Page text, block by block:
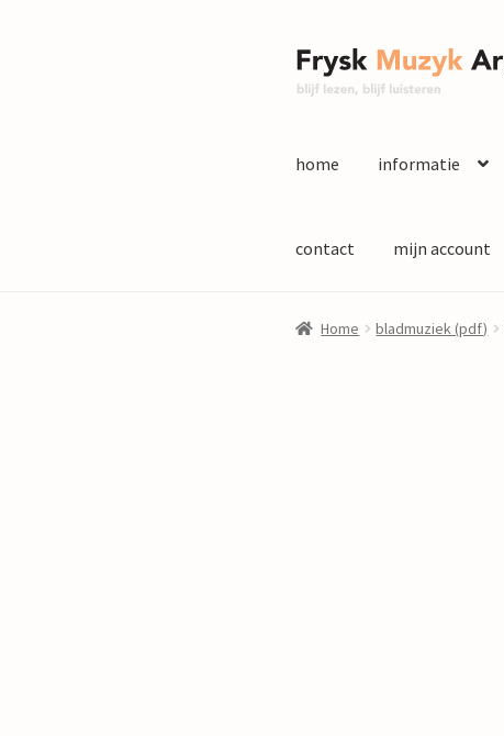
Ga
door
Ga
naar
home informatie
contact mijn account
Home bladmuziek (pdf)